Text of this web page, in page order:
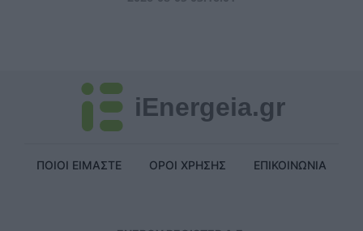
iEnergeia.gr
ΠΟΙΟΙ ΕΙΜΑΣΤΕ ΟΡΟΙ ΧΡΗΣΗΣ ΕΠΙΚΟΙΝΩΝΙΑ